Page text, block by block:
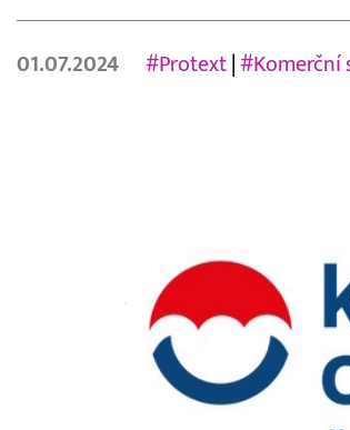
01.07.2024 #Protext| #Komerční